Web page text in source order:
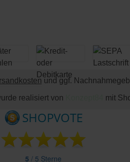
und ggf.
realisiert von mit